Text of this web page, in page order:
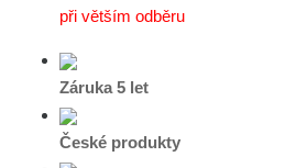
při větším odběru
Záruka 5 let
České produkty